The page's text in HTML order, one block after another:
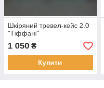
Шкіряний тревел-кейс 2.0
"Тіффані"
1 050 ₴
Купити